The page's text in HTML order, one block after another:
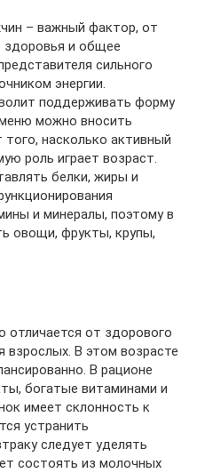
– важный фактор, от
здоровья и общее
сильного
энергии.
поддерживать форму
можно вносить
насколько активный
роль играет возраст.
белки, жиры и
и минералы, поэтому в
овощи, фрукты, крупы,
отличается от здорового
взрослых. В этом возрасте
В рационе
богатые витаминами и
имеет склонность к
устранить
следует уделять
состоять из молочных